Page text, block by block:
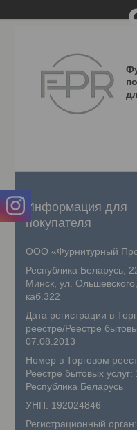
Информация для
покупателя
ООО «Фурнитурный
Республика Беларусь,
Минск, ул. Ольшевского,
каб.322
Дата регистрации в
реестре/Реестре
07.08.2013
Номер в Торговом
Реестре бытовых услуг:
Республика Беларусь
УНП: 192024846
Регистрационный орган: